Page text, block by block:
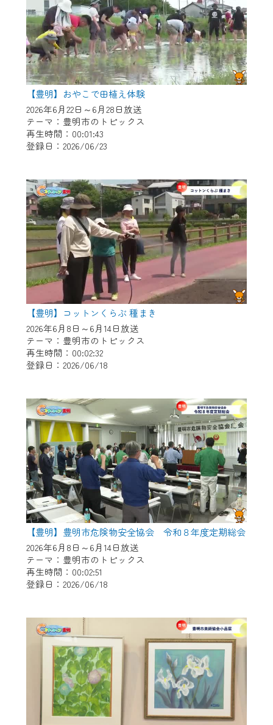
【豊明】おやこで田植え体験
2026年6月22日～6月28日放送
テーマ：豊明市のトピックス
再生時間：00:01:43
登録日：2026/06/23
【豊明】コットンくらぶ 種まき
2026年6月8日～6月14日放送
テーマ：豊明市のトピックス
再生時間：00:02:32
登録日：2026/06/18
【豊明】豊明市危険物安全協会 令和８年度定期総会
2026年6月8日～6月14日放送
テーマ：豊明市のトピックス
再生時間：00:02:51
登録日：2026/06/18
CCNetサービスへの加入と『CCNetマイ
ページ※』へのログインが必要となりま
す。
何卒、ご理解ご了承の程よろしくお願い
いたします。
※マイページへのログインには、MyIDが必
要となります。
※MyIDとは、CCNet Web TVを含むCCNetの
各種サービスをご利用頂くためのIDです。
で設定できます。
（GmailやYahooなどのフリーメールアドレ
スでも作成可能です）
※マイページへのログイン・MyIDの新規登
録はこちらから
※CCNetアプリをご利用中の方は引き続き
ご視聴いただけます。
＜メンテナンス情報＞
CCNetWebTVのリニューアルにともないメ
ンテナンス作業を予定しています。
作業の間は、CCNetWebTVの画面が「メン
テナンス中」になり、ご利用いただけませ
ん。
ご不便をおかけいたしますが、ご了承の程
よろしくお願いいたします。